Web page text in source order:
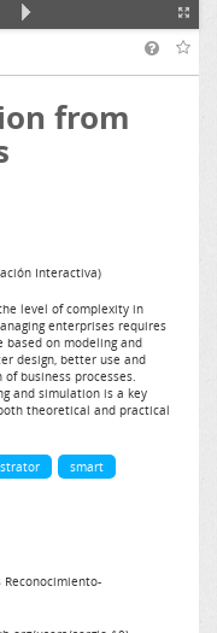
from
Interactiva)
level of complexity in
enterprises requires
based on modeling and
design, better use and
business processes.
and simulation is a key
theoretical and practical
smart
Reconocimiento-